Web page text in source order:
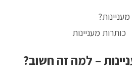
– למה זה חשוב?